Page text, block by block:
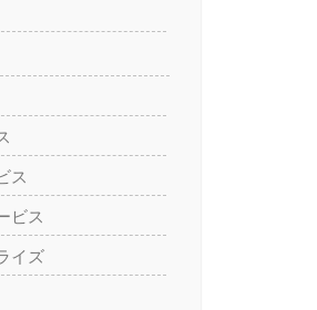
ス
ビス
イズ